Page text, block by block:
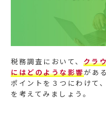
税務調査において、 クラ
にはどのような影響があ
ポイントを３つにわけて
を考えてみましょう。